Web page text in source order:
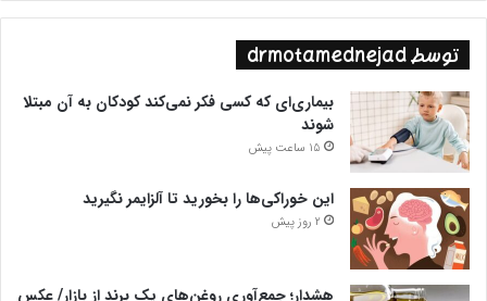
پایان پیام/
توسط drmotamednejad
بیماری‌ای که کسی فکر نمی‌کند کودکان به آن مبتلا
شوند
15 ساعت پیش
این خوراکی‌ها را بخورید تا آلزایمر نگیرید
2 روز پیش
هشدار؛ جمع‌آوری روغن‌های یک برند از بازار/ عکس